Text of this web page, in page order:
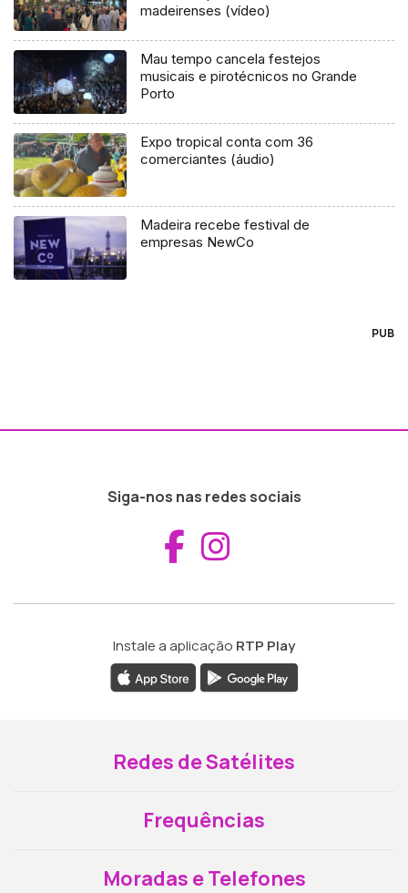
madeirenses (vídeo)
Mau tempo cancela festejos
musicais e pirotécnicos no Grande
Porto
Expo tropical conta com 36
comerciantes (áudio)
Madeira recebe festival de
empresas NewCo
PUB
Siga-nos nas redes sociais
Aceder ao
Instale a aplicação RTP Play
Redes de Satélites
Frequências
Moradas e Telefones